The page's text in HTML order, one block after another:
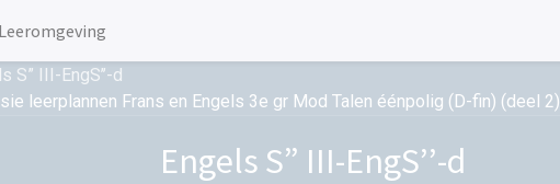
Leeromgeving
S” III-EngS’’-d
leerplannen Frans en Engels 3e gr Mod Talen éénpolig (D-fin) (deel 2)
Engels S” III-EngS’’-d